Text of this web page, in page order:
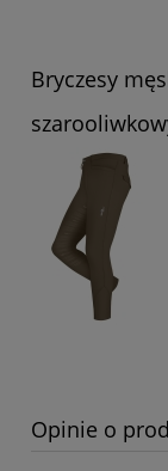
Bryczesy
Opinie o